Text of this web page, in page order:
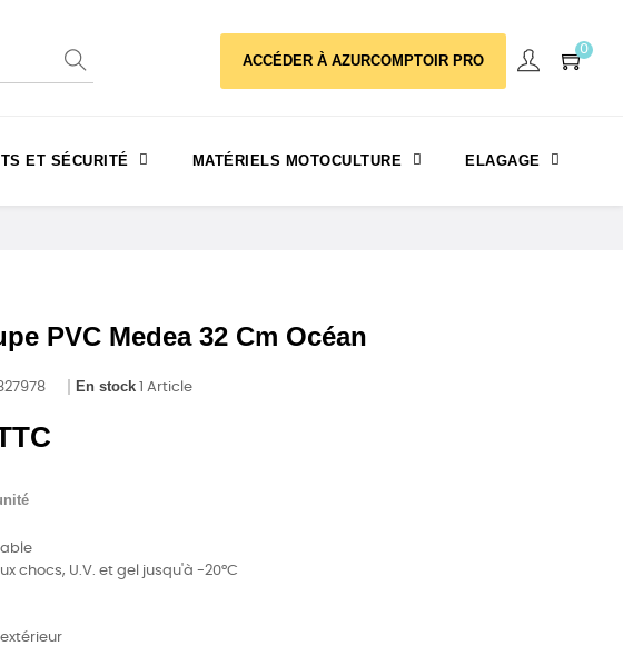
ACCÉDER À AZURCOMPTOIR PRO
0
ET SÉCURITÉ MATÉRIELS MOTOCULTURE ELAGAGE
PVC Medea 32 Cm Océan
En stock 1 Article
chocs, U.V. et gel jusqu'à -20°C